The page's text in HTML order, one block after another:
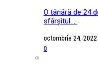
O tânără de 24
sfârșitul ...
octombrie 24, 2022
0